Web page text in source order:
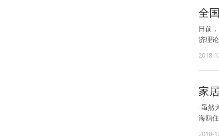
全
日前
济理
2018-
家
-虽然
海鸥
2018-